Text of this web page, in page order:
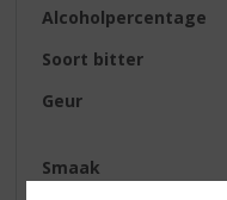
Alcoholpercentage
Soort bitter
Geur
Smaak